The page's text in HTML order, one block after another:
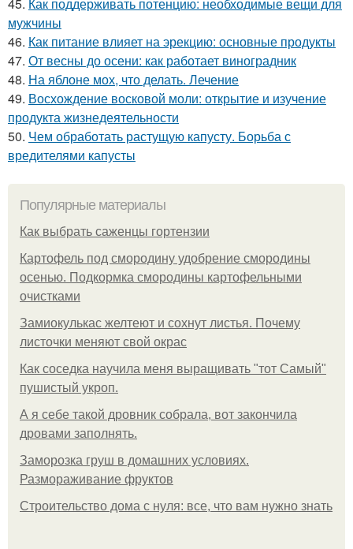
мужчины
46. Как питание влияет на эрекцию: основные продукты
47. От весны до осени: как работает виноградник
48. На яблоне мох, что делать. Лечение
49. Восхождение восковой моли: открытие и изучение
продукта жизнедеятельности
50. Чем обработать растущую капусту. Борьба с
вредителями капусты
Популярные материалы
Как выбрать саженцы гортензии
Картофель под смородину удобрение смородины
осенью. Подкормка смородины картофельными
очистками
Замиокулькас желтеют и сохнут листья. Почему
листочки меняют свой окрас
Как соседка научила меня выращивать "тот Самый"
пушистый укроп.
А я себе такой дровник собрала, вот закончила
дровами заполнять.
Заморозка груш в домашних условиях.
Размораживание фруктов
Строительство дома с нуля: все, что вам нужно знать